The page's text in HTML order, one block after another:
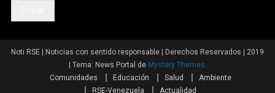
Noti RSE | Noticias con sentido responsable | Derechos Reservados | 2019
| Tema: News Portal de Mystery Themes
Comunidades
Educación Salud
Ambiente
RSE-Venezuela
Actualidad